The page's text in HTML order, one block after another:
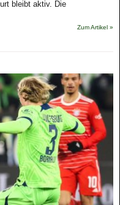
bleibt aktiv. Die
Zum Artikel »